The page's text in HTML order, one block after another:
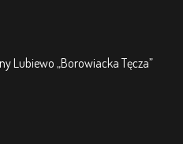
Lubiewo „Borowiacka Tęcza”